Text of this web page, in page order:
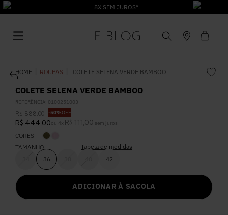
8X SEM JUROS*
ROUPAS COLETE SELENA VERDE BAMBOO
COLETE SELENA VERDE BAMBOO
REFERÊNCIA: 0100251003
R$ 888,00 -50%OFF
R$ 444,00 ou 4 x R$ 111 00 sem juros
CORES
TAMANHO
36 42
Tabela de medidas
ADICIONAR À SACOLA
1º Vestido
2º Roupas